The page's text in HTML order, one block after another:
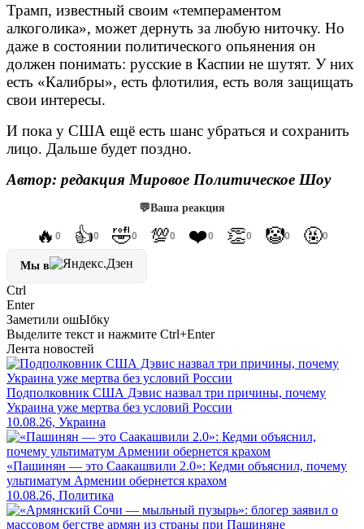
Трамп, известный своим «темпераментом
алкоголика», может дернуть за любую ниточку. Но
даже в состоянии политического опьянения он
должен понимать: русские в Каспии не шутят. У них
есть «Калибры», есть флотилия, есть воля защищать
свои интересы.
И пока у США ещё есть шанс убраться и сохранить
лицо. Дальше будет поздно.
Автор: редакция Мировое Политическое Шоу
💬Ваша реакция
🔥 0 👍0 🤣0 💯0 ❤️0 👏0 🤡0 🤬0
Мы в
Ctrl
Enter
Заметили ошЫбку
Выделите текст и нажмите Ctrl+Enter
Лента новостей
Подполковник США Дэвис назвал три причины, почему
Украина уже мертва без условий России
10.08.26, Украина
«Пашинян — это Саакашвили 2.0»: Кедми объяснил, почему
ультиматум Армении обернется крахом
10.08.26, Политика